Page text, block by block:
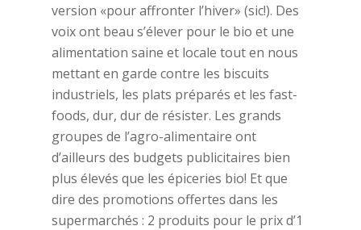
version «pour affronter l’hiver» (sic!). Des
voix ont beau s’élever pour le bio et une
alimentation saine et locale tout en nous
mettant en garde contre les biscuits
industriels, les plats préparés et les fast-
foods, dur, dur de résister. Les grands
groupes de l’agro-alimentaire ont
d’ailleurs des budgets publicitaires bien
plus élevés que les épiceries bio! Et que
dire des promotions offertes dans les
supermarchés : 2 produits pour le prix d’1